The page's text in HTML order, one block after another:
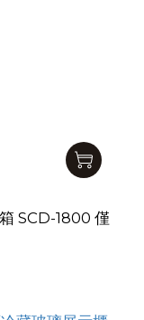
SCD-1800 僅